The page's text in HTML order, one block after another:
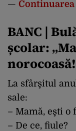
— Continuarea
BANC |
școlar:
La sfârşitul
sale:
– Mamă, eşti o
– De ce, fiule?